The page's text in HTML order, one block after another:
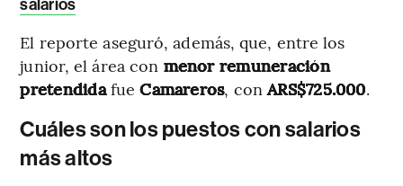
salarios
El reporte aseguró, además, que, entre los
junior, el área con menor remuneración
pretendidafueCamareros, conARS$725.000.
Cuáles son los puestos con salarios
más altos